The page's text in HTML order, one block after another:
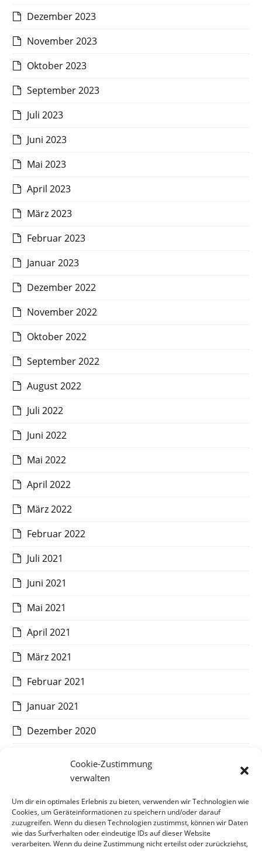
Cookie-Zustimmung
verwalten
Um dir ein optimales Erlebnis zu bieten, verwenden wir Technologien wie
Cookies, um Geräteinformationen zu speichern und/oder darauf
zuzugreifen. Wenn du diesen Technologien zustimmst, können wir Daten
wie das Surfverhalten oder eindeutige IDs auf dieser Website
verarbeiten. Wenn du deine Zustimmung nicht erteilst oder zurückziehst,
Dezember 2023
November 2023
Oktober 2023
September 2023
Juli 2023
Juni 2023
Mai 2023
April 2023
März 2023
Februar 2023
Januar 2023
Dezember 2022
November 2022
Oktober 2022
September 2022
August 2022
Juli 2022
Juni 2022
Mai 2022
April 2022
März 2022
Februar 2022
Juli 2021
Juni 2021
Mai 2021
April 2021
März 2021
Februar 2021
Januar 2021
Dezember 2020
Oktober 2020
September 2020
August 2020